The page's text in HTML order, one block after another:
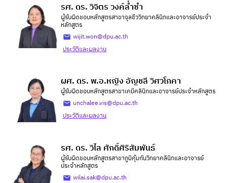
รศ. ดร. วิจิตร วงค์ล่ำซำ
ผู้รับผิดชอบหลักสูตรสาขาจุลชีววิทยาคลินิกและอาจารย์ประจำ
หลักสูตร
wijit.won@dpu.ac.th
ประวัติและผลงาน
ผศ. ดร. พ.อ.หญิง อัญชลี วิศวโภคา
ผู้รับผิดชอบหลักสูตรสาขาเคมีคลินิกและอาจารย์ประจำหลักสูตร
unchalee.vis@dpu.ac.th
ประวัติและผลงาน
รศ. ดร. วิไล ศักดิ์ศิริสัมพันธ์
ผู้รับผิดชอบหลักสูตรสาขาภูมิคุ้มกันวิทยาคลินิกและอาจารย์
ประจำหลักสูตร
wilai.sak@dpu.ac.th